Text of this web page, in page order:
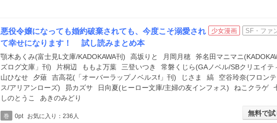
少女漫画 SF・ファ
悪役令嬢になっても婚約破棄されても、今度こそ溺愛され
て幸せになります！ 試し読みまとめ本
顎木あくみ(富士見L文庫/KADOKAWA刊) 高坂りと 月岡月穂
斧名田マニマニ
ズログ文庫」刊)
片桐辺 ももよ万葉 三登いつき 常磐くじら(GAノベル/SBクリエイテ
山ひなせ
夕薙 吉高花(「オーバーラップノベルスf」刊) じさま 縞
空谷玲奈(フロン
ス/アリアンローズ)
昴カズサ 日向夏(ヒーロー文庫/主婦の友インフォス) ねこクラゲ
しのとうこ
あきのみどり
無料で
巻 0pt
お気に入り：236人